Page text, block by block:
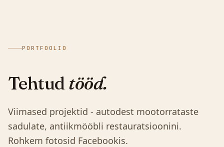
PORTFOOLIO
Tehtud tööd.
Viimased projektid - autodest mootorrataste
sadulate, antiikmööbli restauratsioonini.
Rohkem fotosid Facebookis.